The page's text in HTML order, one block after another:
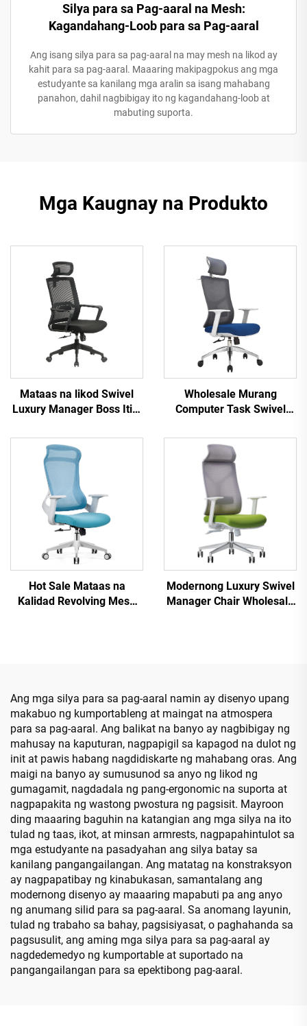
Silya para sa Pag-aaral na Mesh:
Kagandahang-Loob para sa Pag-aaral
Ang isang silya para sa pag-aaral na may mesh na likod ay
kahit para sa pag-aaral. Maaaring makipagpokus ang mga
estudyante sa kanilang mga aralin sa isang mahabang
panahon, dahil nagbibigay ito ng kagandahang-loob at
mabuting suporta.
Mga Kaugnay na Produkto
Mataas na likod Swivel
Luxury Manager Boss Itim
Staff Task Ergonomic
Desk ng Computer Mesh
Lulong sa opisina
Wholesale Murang
Computer Task Swivel
Kumportable Mesh Fabric
Ergonomic Office Chair
Ang mga ito ay hindi
maaaring mag-iwan ng
mga tao sa isang lugar na
hindi nila gusto
Hot Sale Mataas na
Kalidad Revolving Mesh
Modernong Luxury Swivel
Manager Chair Wholesale
Ang mga silya para sa pag-aaral namin ay disenyo upang
makabuo ng kumportableng at maingat na atmospera
para sa pag-aaral. Ang balikat na banyo ay nagbibigay ng
mahusay na kaputuran, nagpapigil sa kapagod na dulot ng
init at pawis habang nagdidiskarte ng mahabang oras. Ang
maigi na banyo ay sumusunod sa anyo ng likod ng
gumagamit, nagdadala ng pang-ergonomic na suporta at
nagpapakita ng wastong pwostura ng pagsisit. Mayroon
ding maaaring baguhin na katangian ang mga silya na ito
tulad ng taas, ikot, at minsan armrests, nagpapahintulot sa
mga estudyante na pasadyahan ang silya batay sa
kanilang pangangailangan. Ang matatag na konstraksyon
ay nagpapatibay ng kinabukasan, samantalang ang
modernong disenyo ay maaaring mapabuti pa ang anyo
ng anumang silid para sa pag-aaral. Sa anomang layunin,
tulad ng trabaho sa bahay, pagsisiyasat, o paghahanda sa
pagsusulit, ang aming mga silya para sa pag-aaral ay
nagdedemedyo ng kumportable at suportado na
pangangailangan para sa epektibong pag-aaral.